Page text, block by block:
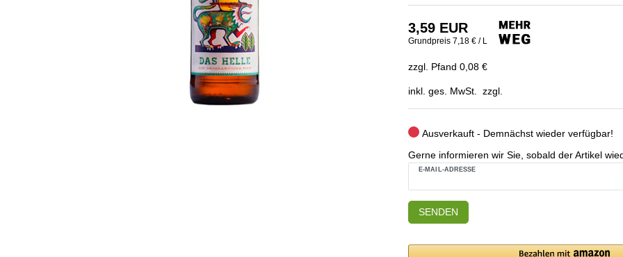
3,59 EUR
Grundpreis 7,18 € / L
zzgl. Pfand 0,08 €
inkl. ges. MwSt. zzgl.
Ausverkauft - Demnächst wieder verfügbar!
Gerne informieren wir Sie, sobald der Artikel
E-MAIL-ADRESSE
SENDEN